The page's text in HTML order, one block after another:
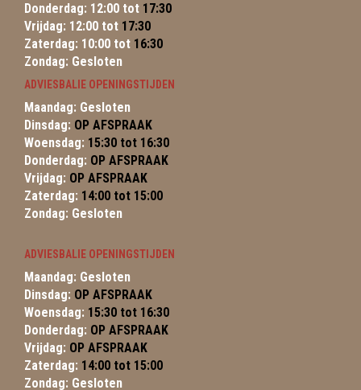
Donderdag: 12:00 tot 17:30
Vrijdag: 12:00 tot 17:30
Zaterdag: 10:00 tot 16:30
Zondag: Gesloten
ADVIESBALIE OPENINGSTIJDEN
Maandag: Gesloten
Dinsdag: OP AFSPRAAK
Woensdag: 15:30 tot 16:30
Donderdag: OP AFSPRAAK
Vrijdag: OP AFSPRAAK
Zaterdag: 14:00 tot 15:00
Zondag: Gesloten
ADVIESBALIE OPENINGSTIJDEN
Maandag: Gesloten
Dinsdag: OP AFSPRAAK
Woensdag: 15:30 tot 16:30
Donderdag: OP AFSPRAAK
Vrijdag: OP AFSPRAAK
Zaterdag: 14:00 tot 15:00
Zondag: Gesloten